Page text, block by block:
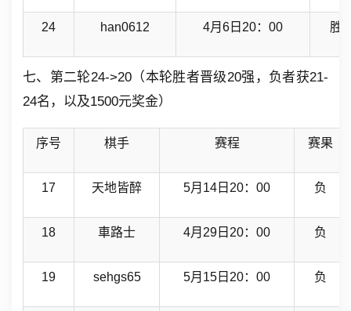
24 han0612 4月6日20：00 胜
七、第二轮24->20（本轮胜者晋级20强，负者获21-
24名，以及1500元奖金）
序号 棋手 赛程 赛果
17 天地皆醉 5月14日20：00 负
18 車路士 4月29日20：00 负
19 sehgs65 5月15日20：00 负